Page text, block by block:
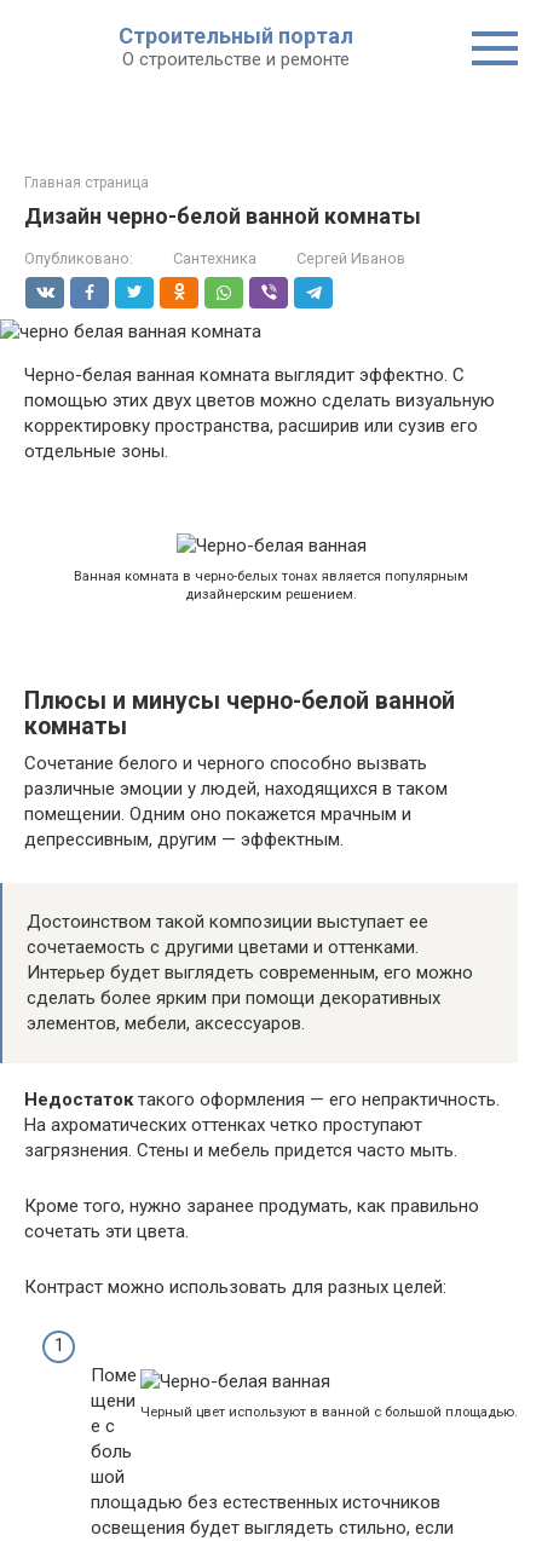
Строительный портал
О строительстве и ремонте
Главная страница
Дизайн черно-белой ванной комнаты
Опубликовано: Сантехника Сергей Иванов
Черно-белая ванная комната выглядит эффектно. С
помощью этих двух цветов можно сделать визуальную
корректировку пространства, расширив или сузив его
отдельные зоны.
Ванная комната в черно-белых тонах является популярным
дизайнерским решением.
Плюсы и минусы черно-белой ванной
комнаты
Сочетание белого и черного способно вызвать
различные эмоции у людей, находящихся в таком
помещении. Одним оно покажется мрачным и
депрессивным, другим — эффектным.
Достоинством такой композиции выступает ее
сочетаемость с другими цветами и оттенками.
Интерьер будет выглядеть современным, его можно
сделать более ярким при помощи декоративных
элементов, мебели, аксессуаров.
Недостатоктакого оформления — его непрактичность.
На ахроматических оттенках четко проступают
загрязнения. Стены и мебель придется часто мыть.
Кроме того, нужно заранее продумать, как правильно
сочетать эти цвета.
Контраст можно использовать для разных целей:
Черный цвет используют в ванной с большой площадью.
Поме
щени
е с
боль
шой
площадью без естественных источников
освещения будет выглядеть стильно, если